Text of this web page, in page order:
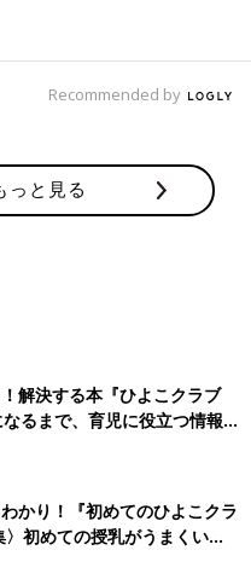
ユ）のリアチャイルドシ
車の色味と統一していて素
Recommended by
っと見る
解決する本『ひよこクラブ
るまで、育児に役立つ情報が
かり！『初めてのひよこクラ
初めての授乳がうまくい
基本と夏のトラブル 解決テ